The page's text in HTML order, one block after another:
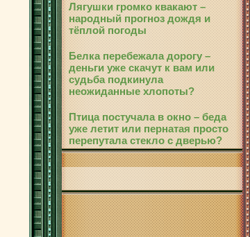
Лягушки громко квакают –
народный прогноз дождя и
тёплой погоды
Белка перебежала дорогу –
деньги уже скачут к вам или
судьба подкинула
неожиданные хлопоты?
Птица постучала в окно – беда
уже летит или пернатая просто
перепутала стекло с дверью?